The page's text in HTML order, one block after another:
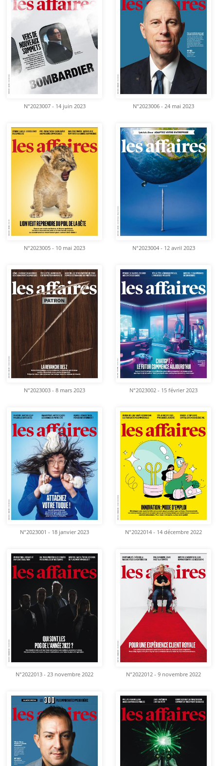
N°2023007 - 14 juin 2023 N°2023006 - 24 mai 2023
N°2023005 - 10 mai 2023 N°2023004 - 12 avril 2023
N°2023003 - 8 mars 2023 N°2023002 - 15 février 2023
N°2023001 - 18 janvier 2023 N°2022014 - 14 décembre 2022
N°2022013 - 23 novembre 2022 N°2022012 - 9 novembre 2022